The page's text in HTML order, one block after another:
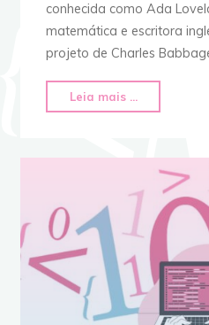
conhecida como Ada
matemática e escritora
projeto de Charles
Leia mais ...